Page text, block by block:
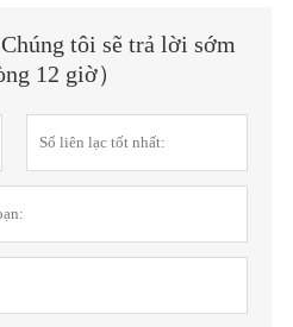
tôi sẽ trả lời sớm
12 giờ）